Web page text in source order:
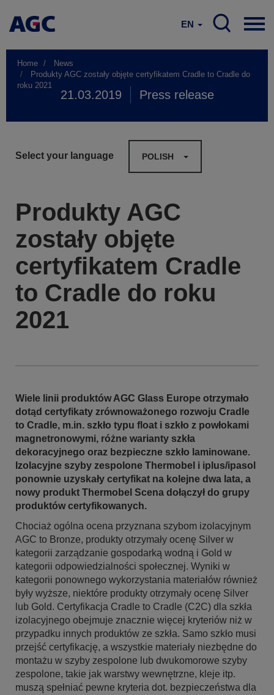
EN
Home
News
Produkty AGC zostały objęte certyfikatem Cradle to Cradle do
roku 2021
21.03.2019 Press release
Select your language POLISH
Produkty AGC
zostały objęte
certyfikatem Cradle
to Cradle do roku
2021
Wiele linii produktów AGC Glass Europe otrzymało
dotąd certyfikaty zrównoważonego rozwoju Cradle
to Cradle, m.in. szkło typu float i szkło z powłokami
magnetronowymi, różne warianty szkła
dekoracyjnego oraz bezpieczne szkło laminowane.
Izolacyjne szyby zespolone Thermobel i iplus/ipasol
ponownie uzyskały certyfikat na kolejne dwa lata, a
nowy produkt Thermobel Scena dołączył do grupy
produktów certyfikowanych.
Chociaż ogólna ocena przyznana szybom izolacyjnym
AGC to Bronze, produkty otrzymały ocenę Silver w
kategorii zarządzanie gospodarką wodną i Gold w
kategorii odpowiedzialności społecznej. Wyniki w
kategorii ponownego wykorzystania materiałów również
były wyższe, niektóre produkty otrzymały ocenę Silver
lub Gold. Certyfikacja Cradle to Cradle (C2C) dla szkła
izolacyjnego obejmuje znacznie więcej kryteriów niż w
przypadku innych produktów ze szkła. Samo szkło musi
przejść certyfikację, a wszystkie materiały niezbędne do
montażu w szyby zespolone lub dwukomorowe szyby
zespolone, takie jak warstwy wewnętrzne, kleje itp.
muszą spełniać pewne kryteria dot. bezpieczeństwa dla